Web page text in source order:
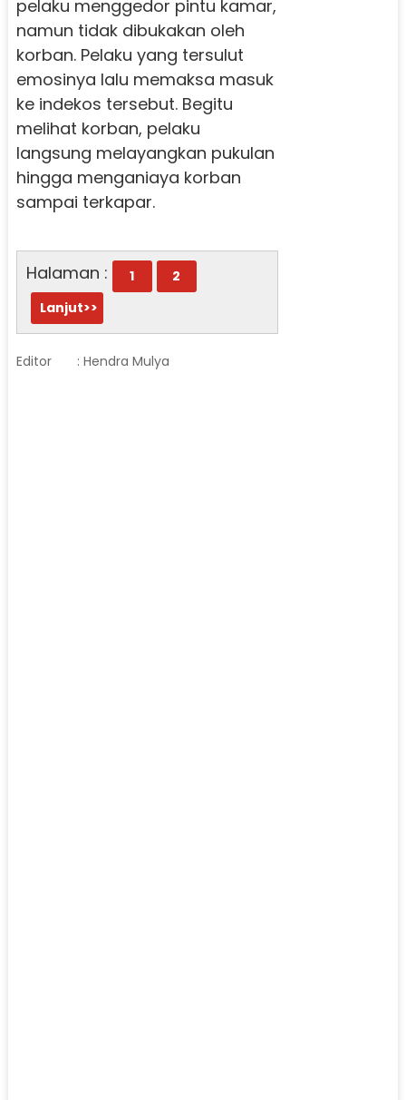
pelaku menggedor pintu kamar,
namun tidak dibukakan oleh
korban. Pelaku yang tersulut
emosinya lalu memaksa masuk
ke indekos tersebut. Begitu
melihat korban, pelaku
langsung melayangkan pukulan
hingga menganiaya korban
sampai terkapar.
Halaman : 1
2
Lanjut>>
Editor : Hendra Mulya